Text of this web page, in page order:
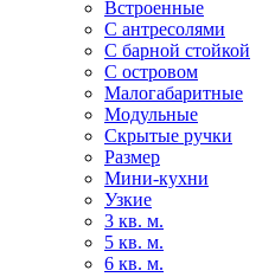
Встроенные
С антресолями
С барной стойкой
С островом
Малогабаритные
Модульные
Скрытые ручки
Размер
Мини-кухни
Узкие
3 кв. м.
5 кв. м.
6 кв. м.